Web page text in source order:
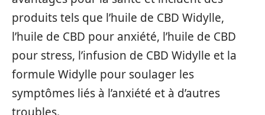
produits tels que l’huile de CBD Widylle,
l’huile de CBD pour anxiété, l’huile de CBD
pour stress, l’infusion de CBD Widylle et la
formule Widylle pour soulager les
symptômes liés à l’anxiété et à d’autres